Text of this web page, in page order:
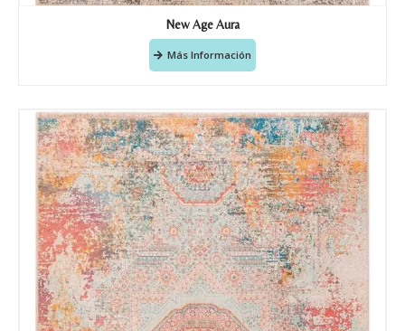
New Age Aura
Más Información
Nombre y Referencia del producto
Acuerdo RGPD*
Doy mi consentimiento para que
esta web almacene la
información que envío para que
puedan responder a mi petición.
Recibir mi oferta